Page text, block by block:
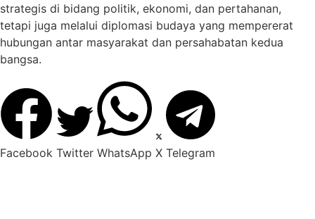
strategis di bidang politik, ekonomi, dan pertahanan,
tetapi juga melalui diplomasi budaya yang mempererat
hubungan antar masyarakat dan persahabatan kedua
bangsa.
Facebook Twitter WhatsApp X Telegram